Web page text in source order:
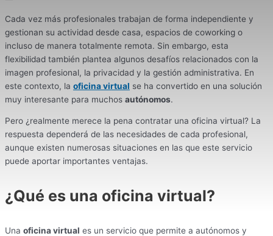
Cada vez más profesionales trabajan de forma independiente y
gestionan su actividad desde casa, espacios de coworking o
incluso de manera totalmente remota. Sin embargo, esta
flexibilidad también plantea algunos desafíos relacionados con la
imagen profesional, la privacidad y la gestión administrativa. En
este contexto, la oficina virtual se ha convertido en una solución
muy interesante para muchos autónomos.
Pero ¿realmente merece la pena contratar una oficina virtual? La
respuesta dependerá de las necesidades de cada profesional,
aunque existen numerosas situaciones en las que este servicio
puede aportar importantes ventajas.
¿Qué es una oficina virtual?
Una oficina virtual es un servicio que permite a autónomos y